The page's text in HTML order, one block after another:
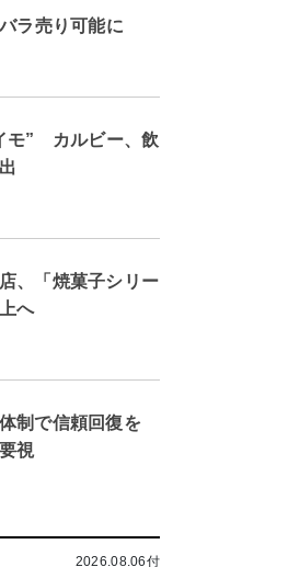
ラ売り可能に
モ” カルビー、飲
、「焼菓子シリー
へ
制で信頼回復を
視
2026.08.06付